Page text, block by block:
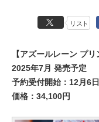
リスト
【アズールレーン プ
2025年7月 発売予定
予約受付開始：12月6日
価格：34,100円